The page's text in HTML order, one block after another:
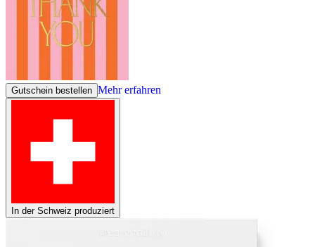
Gutschein bestellen Mehr erfahren
In der Schweiz produziert